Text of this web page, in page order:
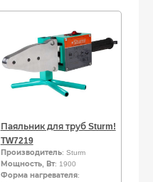
Паяльник для труб Sturm!
TW7219
Производитель: Sturm
Мощность, Вт: 1900
Форма нагревателя: